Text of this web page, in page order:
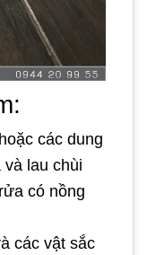
các dung
lau chùi
có nồng
các vật sắc